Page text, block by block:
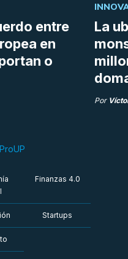
entre
en
o
La
Por
Finanzas 4.0
Startups